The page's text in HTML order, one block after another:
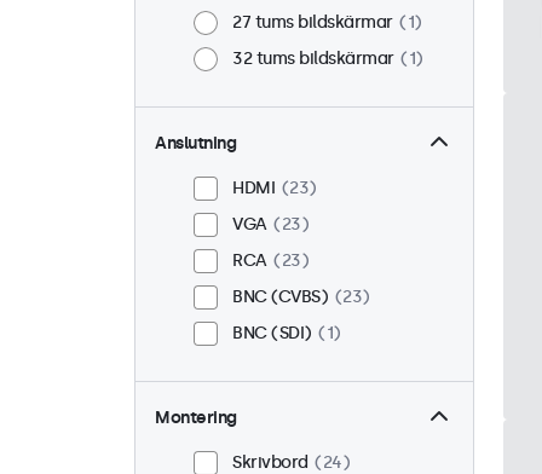
27 tums bildskärmar
1
32 tums bildskärmar
1
Anslutning
HDMI
23
VGA
23
RCA
23
BNC (CVBS)
23
BNC (SDI)
1
Montering
Skrivbord
24